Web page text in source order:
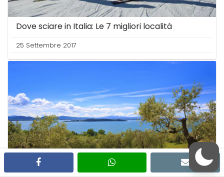
facebook whatsapp email
Dove sciare in Italia: Le 7 migliori località
25 Settembre 2017